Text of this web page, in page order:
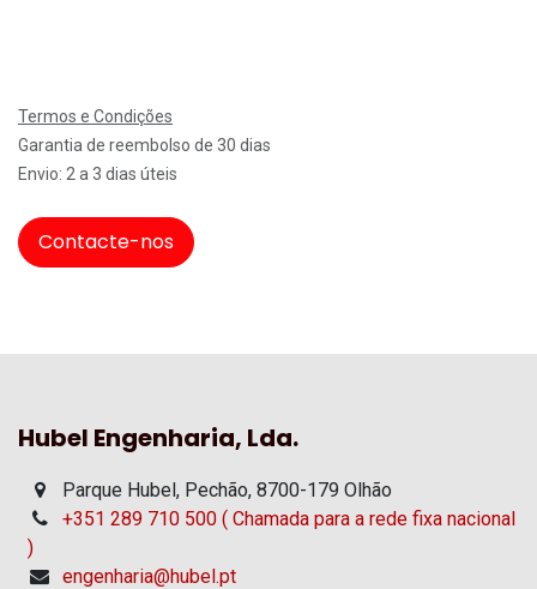
Termos e Condições
Garantia de reembolso de 30 dias
Envio: 2 a 3 dias úteis
Contacte-nos
Hubel Engenharia, Lda.
Parque Hubel, Pechão, 8700-179 Olhão
+351 289 710 500 ( Chamada para a rede fixa nacional
)
engenharia@hubel.pt